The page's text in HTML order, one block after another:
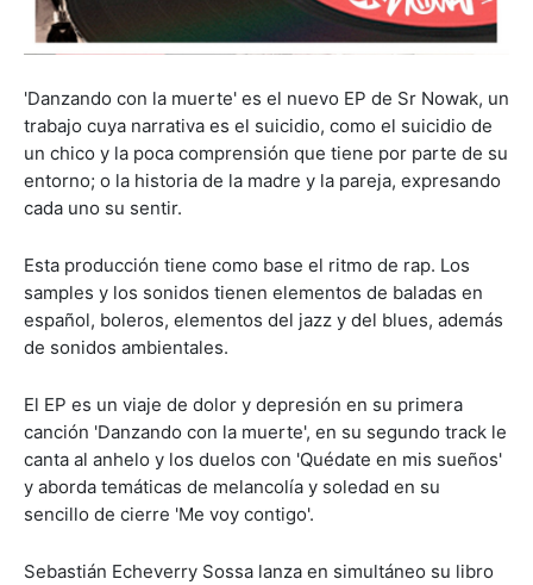
'Danzando con la muerte' es el nuevo EP de Sr Nowak, un
trabajo cuya narrativa es el suicidio, como el suicidio de
un chico y la poca comprensión que tiene por parte de su
entorno; o la historia de la madre y la pareja, expresando
cada uno su sentir.
Esta producción tiene como base el ritmo de rap. Los
samples y los sonidos tienen elementos de baladas en
español, boleros, elementos del jazz y del blues, además
de sonidos ambientales.
El EP es un viaje de dolor y depresión en su primera
canción 'Danzando con la muerte', en su segundo track le
canta al anhelo y los duelos con 'Quédate en mis sueños'
y aborda temáticas de melancolía y soledad en su
sencillo de cierre 'Me voy contigo'.
Sebastián Echeverry Sossa lanza en simultáneo su libro